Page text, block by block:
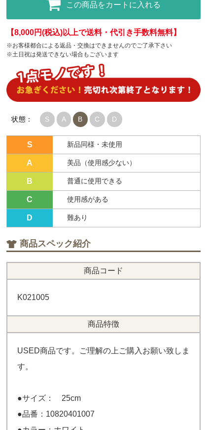
この商品をカートに入れる
【8,000円(税込)以上で送料・代引き手数料無料】
※お客様都合による返品・交換はできませんのでご了承下さい
※土日祝は発送できない場合もございます
状態： S A B C D
S 新品同様・未使用
A 美品（使用感少ない）
B 普通に使用できる
C 使用感がある
D 難あり
商品スペック紹介
商品コード
K021005
商品特徴
USED商品です。ご理解の上ご購入お願い致しま
す。
●サイズ： 25cm
●品番：10820401007